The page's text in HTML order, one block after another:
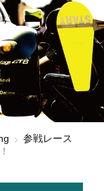
参戦レース